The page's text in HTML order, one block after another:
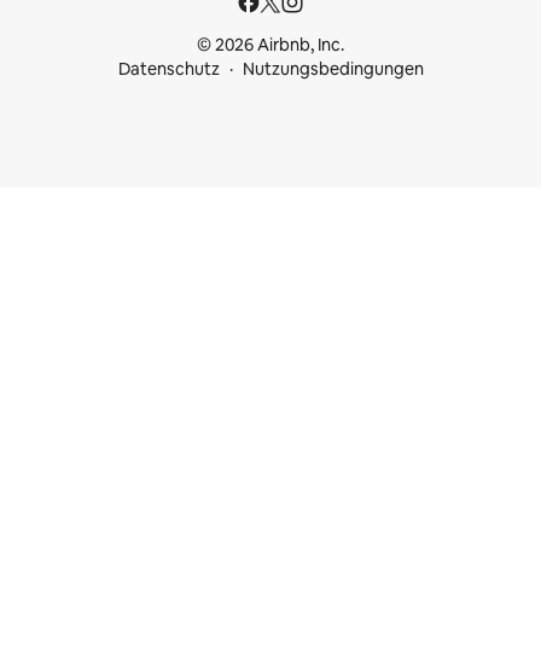
© 2026 Airbnb, Inc.
Datenschutz
Nutzungsbedingungen